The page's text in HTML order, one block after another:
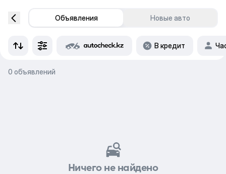
Объявления Новые авто
В кредит
0 объявлений
Ничего не найдено